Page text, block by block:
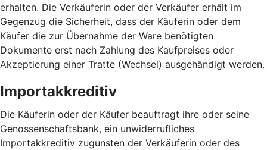
erhalten. Die Verkäuferin oder der Verkäufer erhält im
Gegenzug die Sicherheit, dass der Käuferin oder dem
Käufer die zur Übernahme der Ware benötigten
Dokumente erst nach Zahlung des Kaufpreises oder
Akzeptierung einer Tratte (Wechsel) ausgehändigt werden.
Importakkreditiv
Die Käuferin oder der Käufer beauftragt ihre oder seine
Genossenschaftsbank, ein unwiderrufliches
Importakkreditiv zugunsten der Verkäuferin oder des